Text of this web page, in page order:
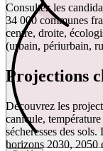
Consultez les
34 000 communes
centre, droite,
(urbain, périurbain,
Projections
Découvrez les
canicule,
sécheresses des
horizons 2030, 2050